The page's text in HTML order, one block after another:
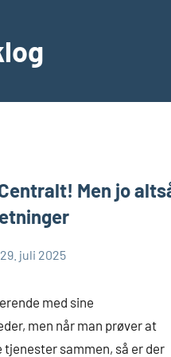
Men jo
29. juli 2025
med sine
men når man prøver at
sammen, så er der